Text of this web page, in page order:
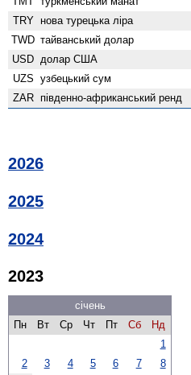
TRY нова турецька ліра
TWD тайванський долар
USD долар США
UZS узбецький сум
ZAR південно-африканський ренд
2026
2025
2024
2023
січень
Пн
Вт Ср Чт Пт Сб
Нд
1
2
3 4 5 6 7
8